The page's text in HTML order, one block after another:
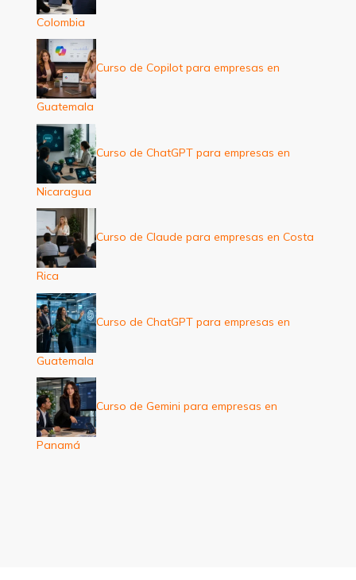
Colombia
Curso de Copilot para empresas en
Guatemala
Curso de ChatGPT para empresas en
Nicaragua
Curso de Claude para empresas en Costa
Rica
Curso de ChatGPT para empresas en
Guatemala
Curso de Gemini para empresas en
Panamá